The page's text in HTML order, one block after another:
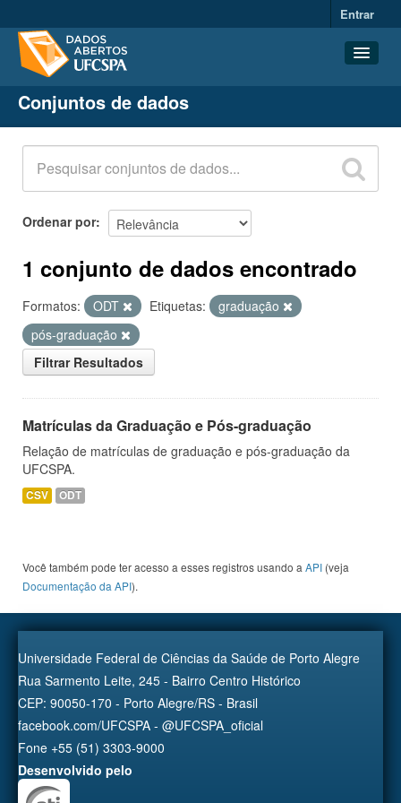
Entrar
Conjuntos de dados
Organizações
Grupos
Sobre
Conjuntos de dados
Ordenar por
1 conjunto de dados encontrado
Formatos: ODT Etiquetas:
graduação
pós-graduação
Filtrar Resultados
Matrículas da Graduação e Pós-graduação
Relação de matrículas de graduação e pós-graduação da
UFCSPA.
CSV ODT
Você também pode ter acesso a esses registros usando a API (veja
Documentação da API).
Universidade Federal de Ciências da Saúde de Porto Alegre
Rua Sarmento Leite, 245 - Bairro Centro Histórico
CEP: 90050-170 - Porto Alegre/RS - Brasil
facebook.com/UFCSPA - @UFCSPA_oficial
Fone +55 (51) 3303-9000
Desenvolvido pelo